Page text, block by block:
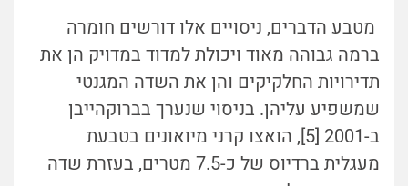
מטבע הדברים, ניסויים אלו דורשים חומרה
ברמה גבוהה מאוד ויכולת למדוד במדויק הן את
תדירויות החלקיקים והן את השדה המגנטי
שמשפיע עליהן. בניסוי שנערך בברוקהייבן
ב-2001 [5], הואצו קרני מיואונים בטבעת
מעגלית ברדיוס של כ-7.5 מטרים, בעזרת שדה